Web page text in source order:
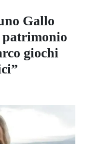
Gallo
patrimonio
giochi